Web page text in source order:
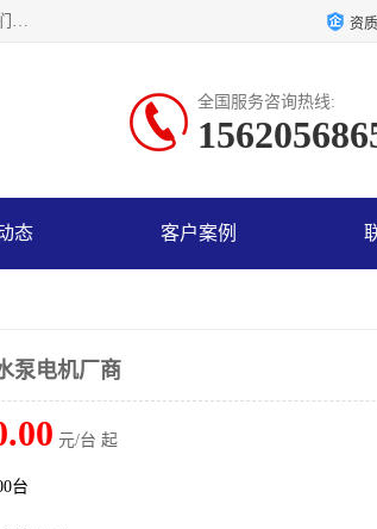
天津奥特泵业有限公司主要从事：不锈钢潜水泵、大流量潜水泵、高扬程潜水泵、矿用潜水泵、耐高温潜水泵、潜油电泵；我们以开发研制生产各种用途的水泵为主，历经十多年艰苦创业，已成为总资产达伍仟多万元，占地面积1万多平方米，年生产能力几百万（台）套，形成集设计研发、制造安装、技术服务于一体的现代规模型企业。 资
全国服务咨询热线:
态 客户案例
泵电机厂商
元/台 起
台